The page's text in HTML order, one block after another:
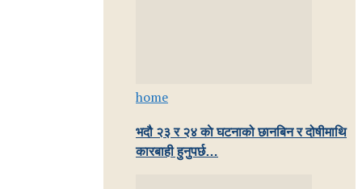
home
भदौ २३ र २४ काे घटनाको छानबिन र दोषीमाथि
कारबाही हुनुपर्छ…